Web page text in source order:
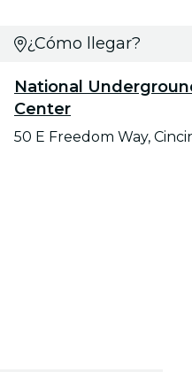
¿Cómo llegar?
National
Center
50 E Freedom Way,